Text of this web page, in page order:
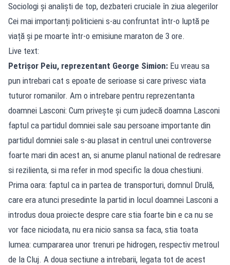
Sociologi și analiști de top, dezbateri cruciale în ziua alegerilor
Cei mai importanți politicieni s-au confruntat într-o luptă pe
viață și pe moarte într-o emisiune maraton de 3 ore.
Live text:
Petrișor Peiu, reprezentant George Simion: Eu vreau sa
pun intrebari cat s epoate de serioase si care privesc viata
tuturor romanilor. Am o intrebare pentru reprezentanta
doamnei Lasconi: Cum privește și cum judecă doamna Lasconi
faptul ca partidul domniei sale sau persoane importante din
partidul domniei sale s-au plasat in centrul unei controverse
foarte mari din acest an, si anume planul national de redresare
si rezilienta, si ma refer in mod specific la doua chestiuni.
Prima oara: faptul ca in partea de transporturi, domnul Drulă,
care era atunci presedinte la partid in locul doamnei Lasconi a
introdus doua proiecte despre care stia foarte bin e ca nu se
vor face niciodata, nu era nicio sansa sa faca, stia toata
lumea: cumpararea unor trenuri pe hidrogen, respectiv metroul
de la Cluj. A doua sectiune a intrebarii, legata tot de acest